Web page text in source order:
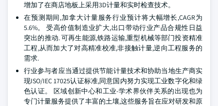
增加了在商店地板上采用3D计量和实时检查技术。
在预测期间,加拿大计量服务行业预计将大幅增长,CAGR为
5.6%。 受高价值制造业扩大,出口带动行业产品合规性日益
突出的推动. 可再生能源,铁路运输,重型机械等部门投资精准
工程,从而加大了对高精准校准,非接触计量,逆向工程服务的
需求.
行业参与者应当通过提供节能计量技术和协助当地生产商实
现ISO/IEC 17025认证标准,同意国内努力实现工业数字化和绿
色认证。 区域创新中心和工业-学术界伙伴关系的出现也为
专门计量服务提供了丰富的土壤,这些服务旨在应对研发和原